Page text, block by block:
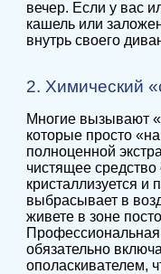
вечер. Если у вас
кашель или
внутрь своего
2. Химический
Многие вызывают
которые просто
полноценной
чистящее средство
кристаллизуется
выбрасывает в
живете в зоне
обязательно
ополаскивателем,